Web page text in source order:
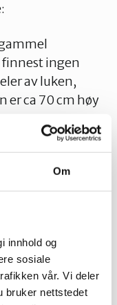
Om
innhold og
sosiale
vår. Vi deler
bruker nettstedet
finnest ingen
av luken,
er ca 70 cm høy
ut som at
50 cm i det
liten, vil ved
opp. Området
i
er